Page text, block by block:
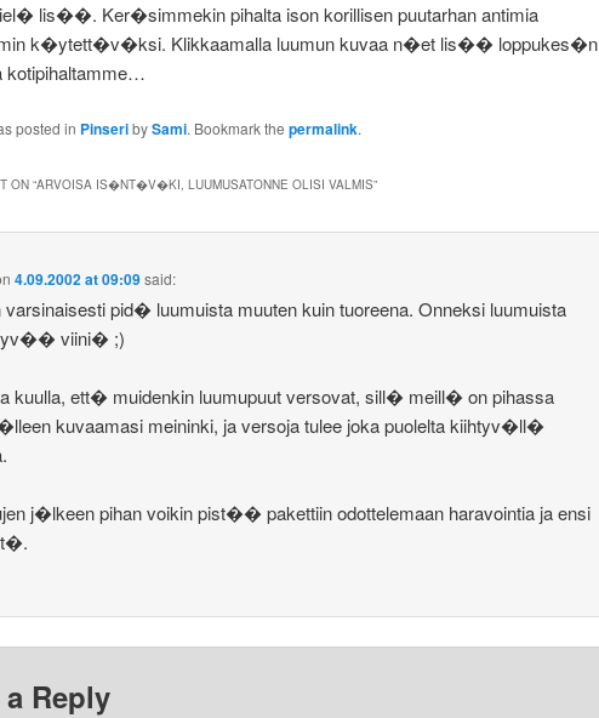
lis��. Ker�simmekin pihalta ison korillisen puutarhan antimia
k�ytett�v�ksi. Klikkaamalla luumun kuvaa n�et lis�� loppukes�n
kotipihaltamme…
posted in PinseribySami. Bookmark the permalink.
ON “ARVOISA IS�NT�V�KI, LUUMUSATONNE OLISI VALMIS”
4.09.2002 at 09:09said:
varsinaisesti pid� luumuista muuten kuin tuoreena. Onneksi luumuista
viini� ;)
kuulla, ett� muidenkin luumupuut versovat, sill� meill� on pihassa
kuvaamasi meininki, ja versoja tulee joka puolelta kiihtyv�ll�
j�lkeen pihan voikin pist�� pakettiin odottelemaan haravointia ja ensi
a Reply